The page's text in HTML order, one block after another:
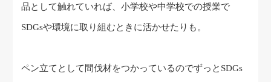
品として触れていれば、小学校や中学校での授業で
SDGsや環境に取り組むときに活かせたりも。
ペン立てとして間伐材をつかっているのでずっとSDGs